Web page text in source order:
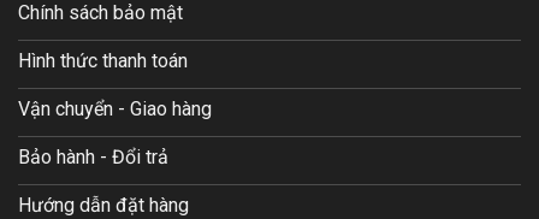
Chính sách bảo mật
Hình thức thanh toán
Vận chuyển - Giao hàng
Bảo hành - Đổi trả
Hướng dẫn đặt hàng